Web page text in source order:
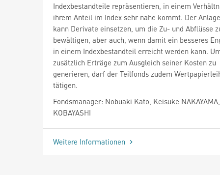
Indexbestandteile repräsentieren, in einem
ihrem Anteil im Index sehr nahe kommt. Der
kann Derivate einsetzen, um die Zu- und Abflüsse
bewältigen, aber auch, wenn damit ein besseres
in einem Indexbestandteil erreicht werden kann.
zusätzlich Erträge zum Ausgleich seiner Kosten zu
generieren, darf der Teilfonds zudem
tätigen.
Fondsmanager: Nobuaki Kato, Keisuke
KOBAYASHI
Weitere Informationen